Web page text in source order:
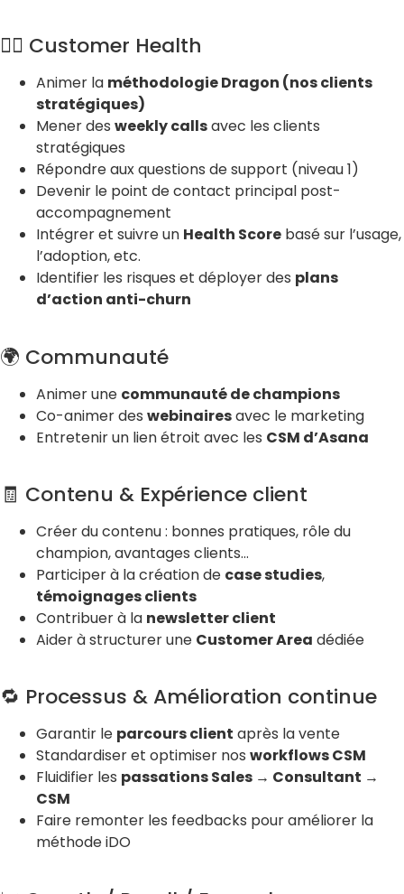
❤️‍🔥 Customer Health
Animer la méthodologie Dragon (nos clients
stratégiques)
Mener des weekly callsavec les clients
stratégiques
Répondre aux questions de support (niveau 1)
Devenir le point de contact principal post-
accompagnement
Intégrer et suivre un Health Score basé sur l’usage,
l’adoption, etc.
Identifier les risques et déployer des plans
d’action anti-churn
🌍 Communauté
Animer une communauté de champions
Co-animer des webinairesavec le marketing
Entretenir un lien étroit avec les CSM d’Asana
🧾 Contenu & Expérience client
Créer du contenu : bonnes pratiques, rôle du
champion, avantages clients…
Participer à la création de case studies,
témoignages clients
Contribuer à la newsletter client
Aider à structurer une Customer Area dédiée
🔁 Processus & Amélioration continue
Garantir le parcours client après la vente
Standardiser et optimiser nos workflows CSM
Fluidifier les passations Sales → Consultant →
CSM
Faire remonter les feedbacks pour améliorer la
méthode iDO